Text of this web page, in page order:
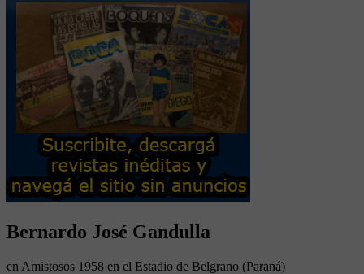
Bernardo José Gandulla
en Amistosos 1958 en el Estadio de Belgrano (Paraná)